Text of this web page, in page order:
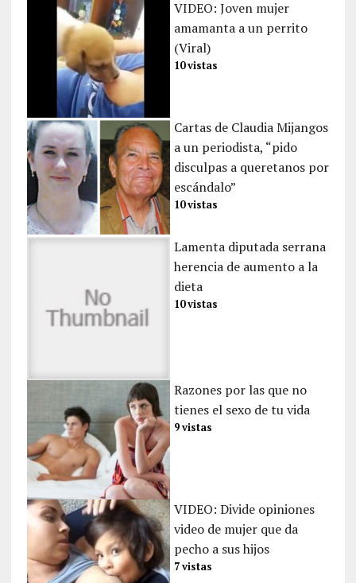
VIDEO: Joven mujer
amamanta a un perrito
(Viral)
10 vistas
Cartas de Claudia Mijangos
a un periodista, “pido
disculpas a queretanos por
escándalo”
10 vistas
Lamenta diputada serrana
herencia de aumento a la
dieta
10 vistas
Razones por las que no
tienes el sexo de tu vida
9 vistas
VIDEO: Divide opiniones
video de mujer que da
pecho a sus hijos
7 vistas